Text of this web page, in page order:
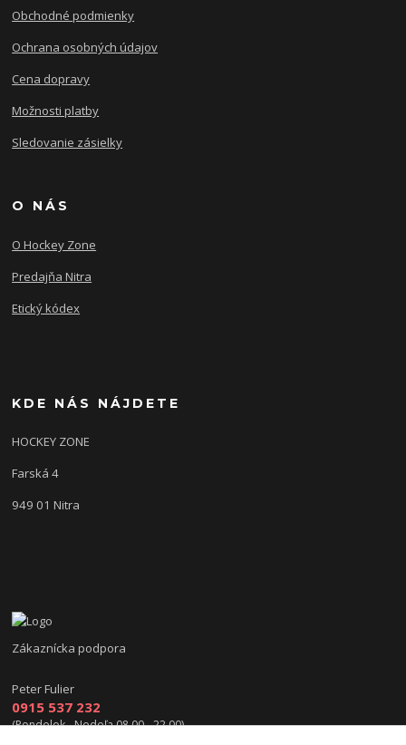
Obchodné podmienky
Ochrana osobných údajov
Cena dopravy
Možnosti platby
Sledovanie zásielky
O NÁS
O Hockey Zone
Predajňa Nitra
Etický kódex
KDE NÁS NÁJDETE
HOCKEY ZONE
Farská 4
949 01 Nitra
Zákaznícka podpora
Peter Fulier
0915 537 232
(Pondelok - Nedeľa 08.00 - 22.00)